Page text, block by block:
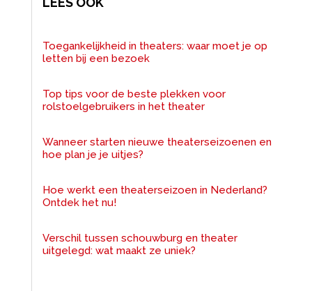
Toegankelijkheid in theaters: waar moet je op
letten bij een bezoek
Top tips voor de beste plekken voor
rolstoelgebruikers in het theater
Wanneer starten nieuwe theaterseizoenen en
hoe plan je je uitjes?
Hoe werkt een theaterseizoen in Nederland?
Ontdek het nu!
Verschil tussen schouwburg en theater
uitgelegd: wat maakt ze uniek?